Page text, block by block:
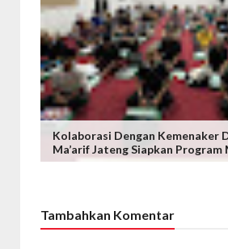
Kolaborasi Dengan Kemenaker
Ma’arif Jateng Siapkan Program
Tambahkan Komentar